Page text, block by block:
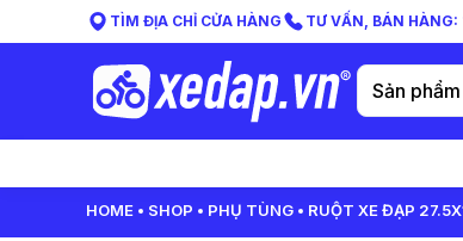
TÌM ĐỊA CHỈ CỬA HÀNG TƯ VẤN, BÁN
Sản phẩm
HOME SHOP PHỤ TÙNG RUỘT XE ĐẠP